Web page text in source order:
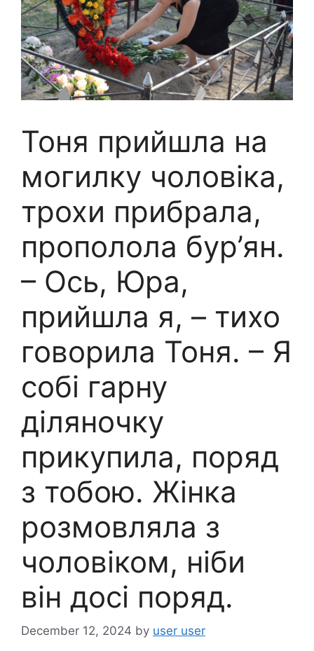
Тоня прийшла на
могилку чоловіка,
трохи прибрала,
прополола бур’ян.
– Ось, Юра,
прийшла я, – тихо
говорила Тоня. – Я
собі гарну
діляночку
прикупила, поряд
з тобою. Жінка
розмовляла з
чоловіком, ніби
він досі поряд.
December 12, 2024 by user user